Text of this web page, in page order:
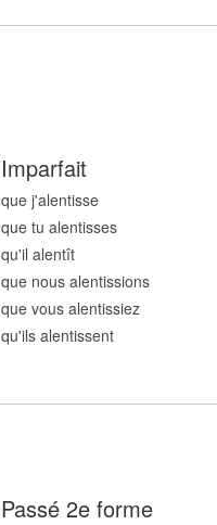
Imparfait
que j'alentisse
que tu alentisses
qu'il alentît
que nous alentissions
que vous alentissiez
qu'ils alentissent
Passé 2e forme